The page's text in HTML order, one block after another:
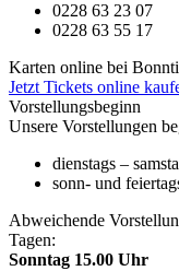
0228 63 23 07
0228 63 55 17
Karten online bei
Jetzt Tickets online
Vorstellungsbeginn
Unsere Vorstellungen
dienstags –
sonn- und
Abweichende
Tagen:
Sonntag 15.00 Uhr